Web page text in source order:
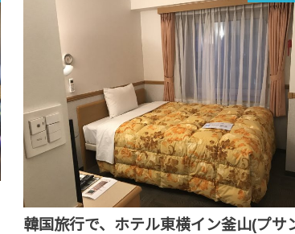
韓国旅行で、ホテル東横イン釜山(プサ